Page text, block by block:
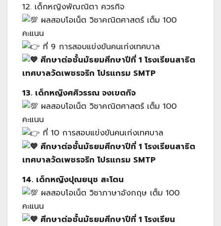
12. เด็กหญิงพัณณิตา ควรกิจ
ผลสอบโอเน็ต วิชาคณิตศาสตร์ เต็ม 100
คะแนน
ที่ 9 การสอบแข่งขันคนเก่งเทศบาล
ศึกษาต่อชั้นมัธยมศึกษาปีที่ 1 โรงเรียนสาธิต
เทศบาลวัดเพชรจริก โปรแกรม SMTP
13. เด็กหญิงศศิวรรณ จงเขตกิจ
ผลสอบโอเน็ต วิชาคณิตศาสตร์ เต็ม 100
คะแนน
ที่ 10 การสอบแข่งขันคนเก่งเทศบาล
ศึกษาต่อชั้นมัธยมศึกษาปีที่ 1 โรงเรียนสาธิต
เทศบาลวัดเพชรจริก โปรแกรม SMTP
14. เด็กหญิงปุณยนุช สะโตน
ผลสอบโอเน็ต วิชาภาษาอังกฤษ เต็ม 100
คะแนน
ศึกษาต่อชั้นมัธยมศึกษาปีที่ 1 โรงเรียน